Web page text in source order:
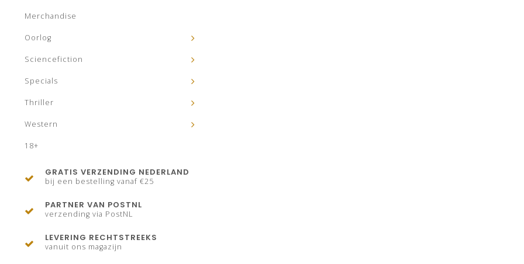
Merchandise
Oorlog
Sciencefiction
Specials
Thriller
Western
18+
GRATIS VERZENDING NEDERLAND
bij een bestelling vanaf €25
PARTNER VAN POSTNL
verzending via PostNL
LEVERING RECHTSTREEKS
vanuit ons magazijn